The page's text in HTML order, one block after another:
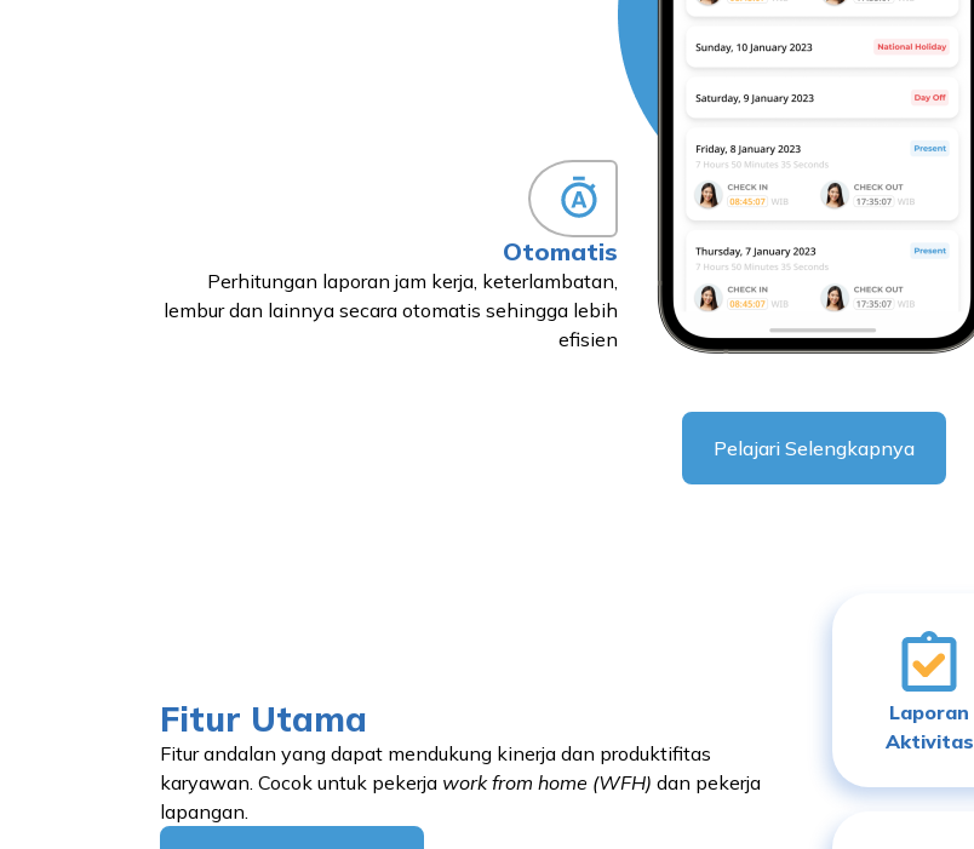
Otomatis
Perhitungan laporan jam kerja, keterlambatan,
lembur dan lainnya secara otomatis sehingga lebih
efisien
Pelajari Selengkapnya
Fitur Utama
Fitur andalan yang dapat mendukung kinerja dan produktifitas
karyawan. Cocok untuk pekerja work from home (WFH) dan pekerja
lapangan.
Laporan
Aktivitas